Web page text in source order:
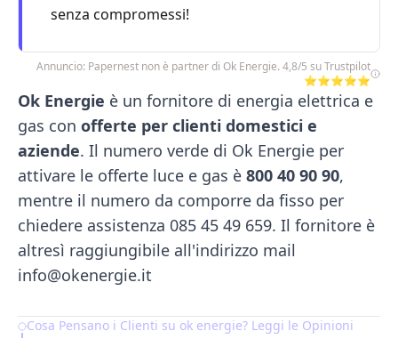
senza compromessi!
Annuncio: Papernest non è partner di Ok Energie. 4,8/5 su Trustpilot
⭐⭐⭐⭐⭐
Ok Energie è un fornitore di energia elettrica e
gas con offerte per clienti domestici e
aziende. Il numero verde di Ok Energie per
attivare le offerte luce e gas è 800 40 90 90,
mentre il numero da comporre da fisso per
chiedere assistenza 085 45 49 659. Il fornitore è
altresì raggiungibile all'indirizzo mail
info@okenergie.it
Table of Contents
Cosa Pensano i Clienti su ok energie? Leggi le Opinioni